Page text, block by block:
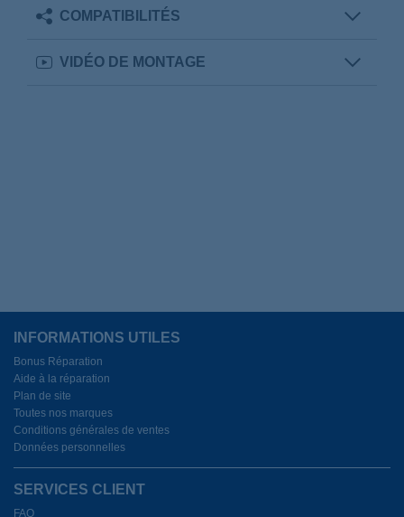
COMPATIBILITÉS
VIDÉO DE MONTAGE
INFORMATIONS UTILES
Bonus Réparation
Aide à la réparation
Plan de site
Toutes nos marques
Conditions générales de ventes
Données personnelles
SERVICES CLIENT
FAQ